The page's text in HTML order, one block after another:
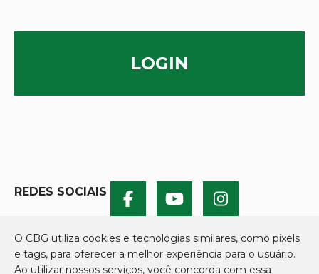
LOGIN
REDES SOCIAIS
O CBG utiliza cookies e tecnologias similares, como pixels
e tags, para oferecer a melhor experiência para o usuário.
Ao utilizar nossos serviços, você concorda com essa